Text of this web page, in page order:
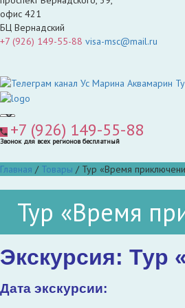
офис 421
БЦ Вернадский
+7 (926) 149-55-88 visa-msc@mail.ru
+7 (926) 149-55-88
Звонок для всех регионов бесплатный
Главная / Товары / Тур «Время
Тур «Время
Экскурсия: Тур
Дата экскурсии: